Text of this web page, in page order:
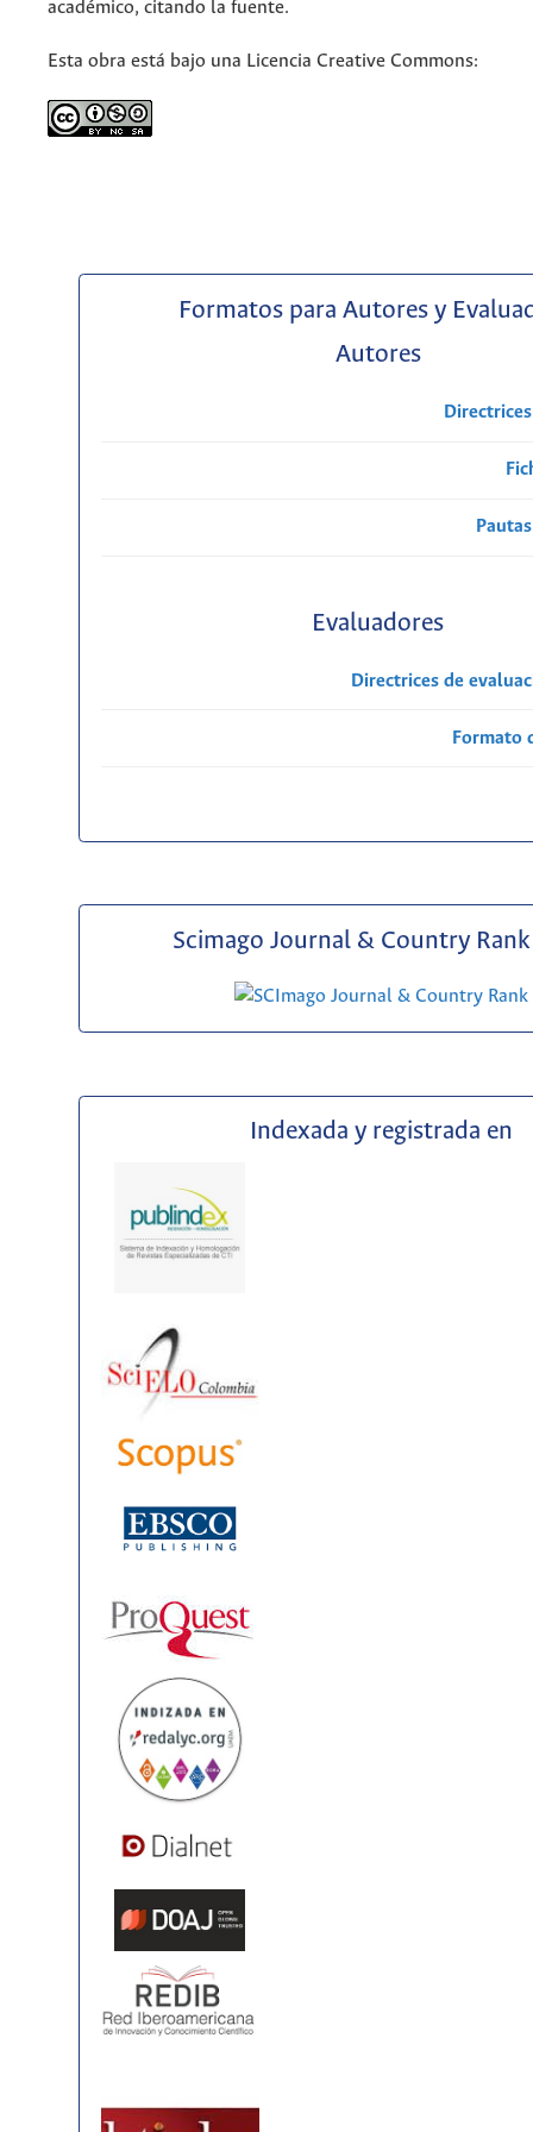
académico, citando la fuente.
Esta obra está bajo una Licencia Creative Commons:
Formatos para Autores y
Autores
Evaluadores
Directrices de
Formato
Scimago Journal & Country Rank
Indexada y registrada en